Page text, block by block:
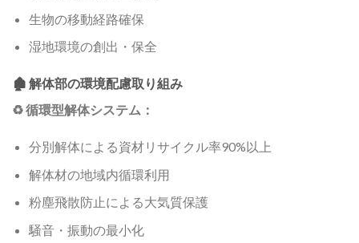
生物の移動経路確保
湿地環境の創出・保全
🏚️ 解体部の環境配慮取り組み
♻️ 循環型解体システム：
分別解体による資材リサイクル率90%以上
解体材の地域内循環利用
粉塵飛散防止による大気質保護
騒音・振動の最小化